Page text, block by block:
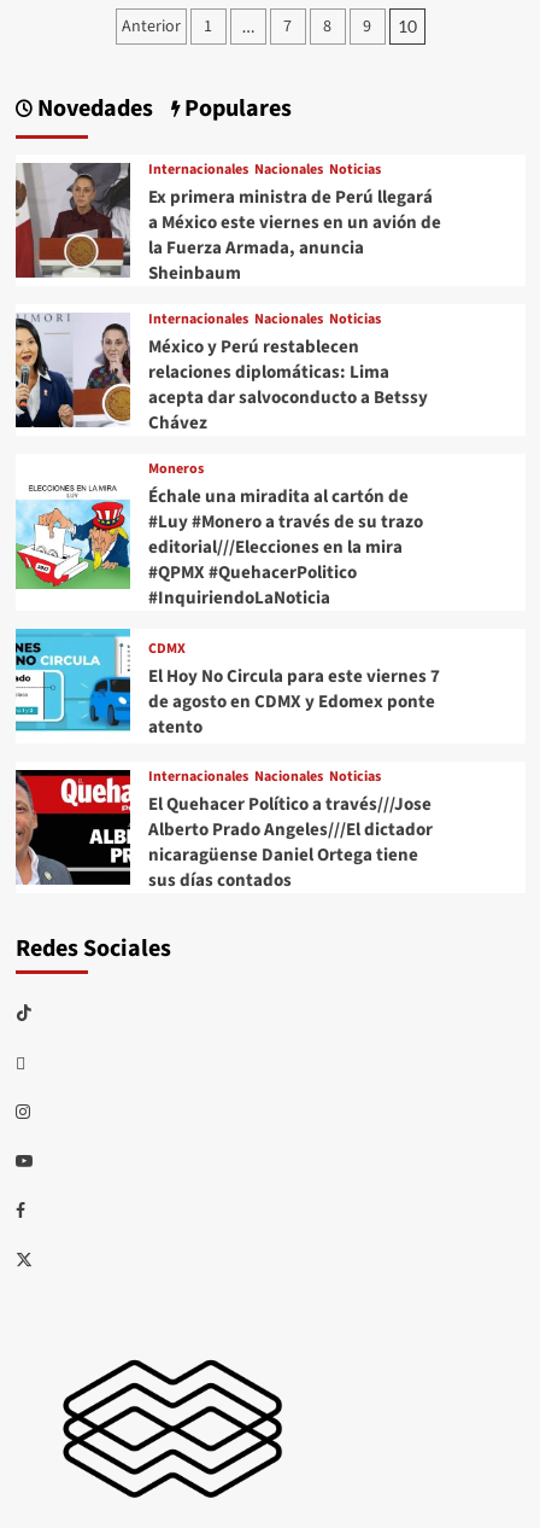
Paginación
entradas
Anterior 1 … 7 8 9 10
Novedades Populares
Internacionales Nacionales Noticias
Ex primera ministra de Perú llegará
a México este viernes en un avión de
la Fuerza Armada, anuncia
Sheinbaum
Internacionales Nacionales Noticias
México y Perú restablecen
relaciones diplomáticas: Lima
acepta dar salvoconducto a Betssy
Chávez
Moneros
Échale una miradita al cartón de
#Luy #Monero a través de su trazo
editorial///Elecciones en la mira
#QPMX #QuehacerPolitico
#InquiriendoLaNoticia
CDMX
El Hoy No Circula para este viernes 7
de agosto en CDMX y Edomex ponte
atento
Internacionales Nacionales Noticias
El Quehacer Político a través///Jose
Alberto Prado Angeles///El dictador
nicaragüense Daniel Ortega tiene
sus días contados
Redes Sociales
TikTok
threads
Instagram
Youtube
Facebook
X